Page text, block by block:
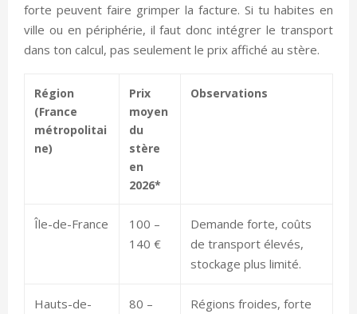
forte peuvent faire grimper la facture. Si tu habites en
ville ou en périphérie, il faut donc intégrer le transport
dans ton calcul, pas seulement le prix affiché au stère.
Région
(France
métropolitai
ne)
Prix
moyen
du
stère
en
2026*
Observations
Île-de-France
100 –
140 €
Demande forte, coûts
de transport élevés,
stockage plus limité.
Hauts-de-
80 –
Régions froides, forte